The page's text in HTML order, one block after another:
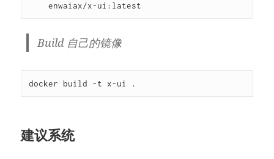
    enwaiax/x-ui:latest
Build 自己的镜像
docker build -t x-ui .
建议系统